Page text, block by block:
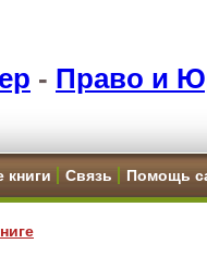
- Право и
книги Связь Помощь